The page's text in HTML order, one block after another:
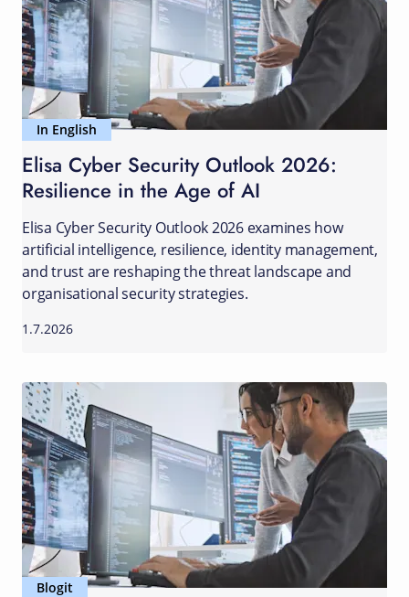
In English
Elisa Cyber Security Outlook 2026:
Resilience in the Age of AI
Elisa Cyber Security Outlook 2026 examines how
artificial intelligence, resilience, identity management,
and trust are reshaping the threat landscape and
organisational security strategies.
1.7.2026
Blogit